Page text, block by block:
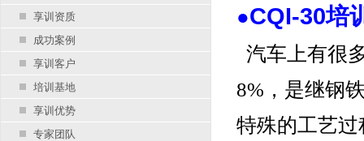
享训资质
成功案例
享训客户
培训基地
享训优势
专家团队
●CQI-30培
汽车上有很
8%，是继钢
特殊的工艺